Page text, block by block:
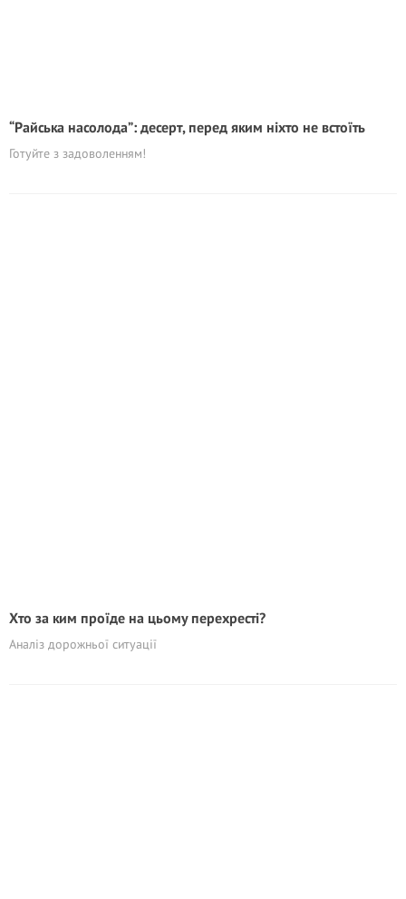
“Райська насолода”: десерт, перед яким ніхто не встоїть
Готуйте з задоволенням!
Хто за ким проїде на цьому перехресті?
Аналіз дорожньої ситуації